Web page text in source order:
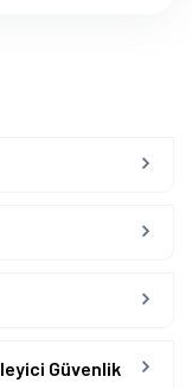
Güvenlik